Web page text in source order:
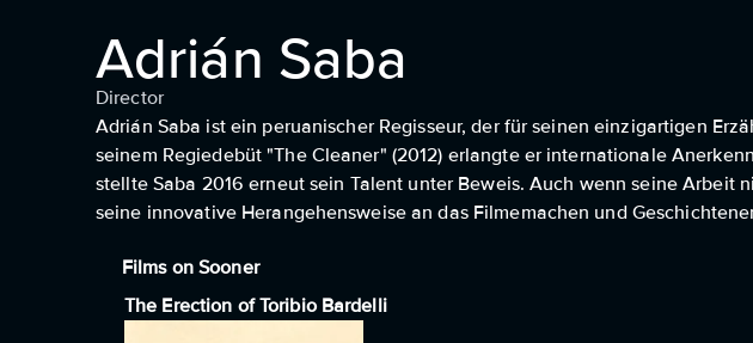
Adrián Saba
Director
Adrián Saba ist ein peruanischer Regisseur, der für seinen einzigartigen
seinem Regiedebüt "The Cleaner" (2012) erlangte er internationale
stellte Saba 2016 erneut sein Talent unter Beweis. Auch wenn seine Arbeit
seine innovative Herangehensweise an das Filmemachen und
Films on Sooner
The Erection of Toribio Bardelli